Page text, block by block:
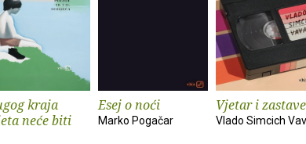
kraja
neće biti
Esej o noći
Marko Pogačar
Vjetar i zastave
Vlado Simcich